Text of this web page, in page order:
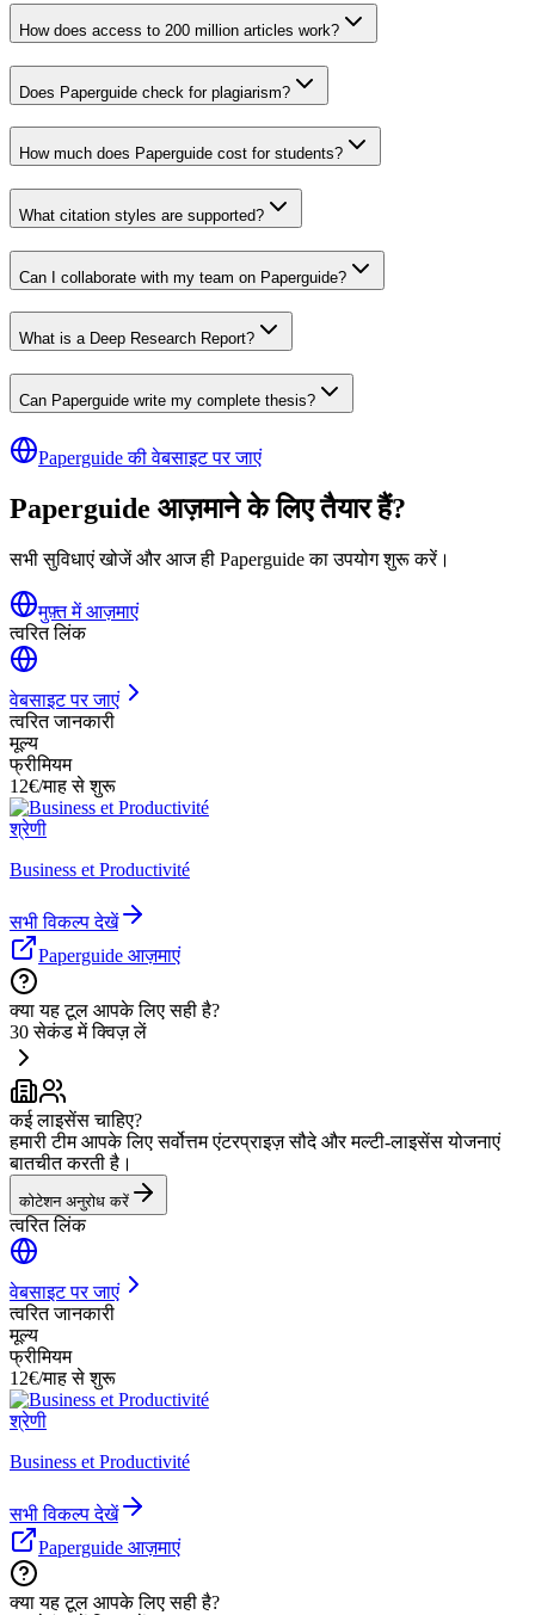
How does access to 200 million articles work?
Does Paperguide check for plagiarism?
How much does Paperguide cost for students?
What citation styles are supported?
Can I collaborate with my team on Paperguide?
What is a Deep Research Report?
Can Paperguide write my complete thesis?
Paperguide की वेबसाइट पर जाएं
Paperguide आज़माने के लिए तैयार हैं?
सभी सुविधाएं खोजें और आज ही Paperguide का उपयोग शुरू करें।
मुफ़्त में आज़माएं
त्वरित लिंक
वेबसाइट पर जाएं
त्वरित जानकारी
मूल्य
फ्रीमियम
12€/माह से शुरू
श्रेणी
Business et Productivité
सभी विकल्प देखें
Paperguide आज़माएं
क्या यह टूल आपके लिए सही है?
30 सेकंड में क्विज़ लें
कई लाइसेंस चाहिए?
हमारी टीम आपके लिए सर्वोत्तम एंटरप्राइज़ सौदे और मल्टी-लाइसेंस योजनाएं
बातचीत करती है।
कोटेशन अनुरोध करें
त्वरित लिंक
वेबसाइट पर जाएं
त्वरित जानकारी
मूल्य
फ्रीमियम
12€/माह से शुरू
श्रेणी
Business et Productivité
सभी विकल्प देखें
Paperguide आज़माएं
क्या यह टूल आपके लिए सही है?